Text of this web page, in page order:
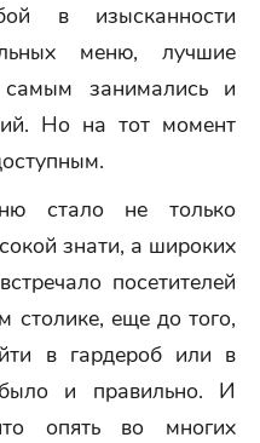
в изысканности
меню, лучшие
занимались и
Но на тот момент
стало не только
знати, а широких
посетителей
столике, еще до того,
в гардероб или в
и правильно. И
опять во многих